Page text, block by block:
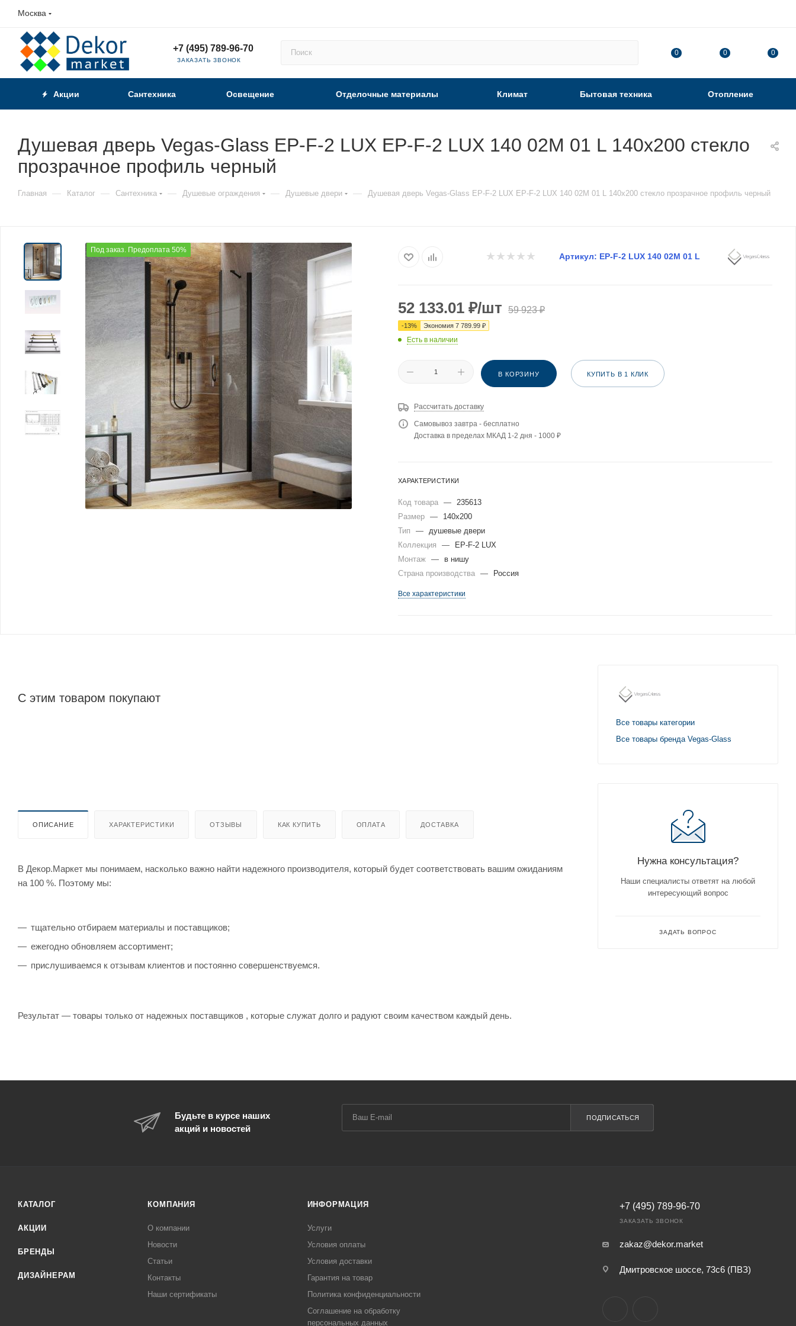
Москва
+7 (495) 789-96-70
ЗАКАЗАТЬ ЗВОНОК
0 0 0
Акции Сантехника Освещение Отделочные материалы Климат Бытовая техника Отопление
Душевая дверь Vegas-Glass EP-F-2 LUX EP-F-2 LUX 140 02М 01 L 140х200 стекло
прозрачное профиль черный
Главная — Каталог — Сантехника — Душевые ограждения — Душевые двери — Душевая дверь Vegas-Glass EP-F-2 LUX EP-F-2 LUX 140 02М 01 L 140х200 стекло прозрачное профиль черный
Под заказ. Предоплата 50%
Артикул: EP-F-2 LUX 140 02М 01 L
52 133.01 ₽/шт 59 923₽
-13% Экономия 7 789.99 ₽
Есть в наличии
В КОРЗИНУ КУПИТЬ В 1 КЛИК
Рассчитать доставку
Самовывоз завтра - бесплатно
Доставка в пределах МКАД 1-2 дня - 1000 ₽
ХАРАКТЕРИСТИКИ
Код товара — 235613
Размер —
140x200
Тип
— душевые двери
Коллекция
—
EP-F-2 LUX
Монтаж —
в нишу
Страна производства — Россия
Все характеристики
С этим товаром покупают
ОПИСАНИЕ ХАРАКТЕРИСТИКИ ОТЗЫВЫ КАК КУПИТЬ ОПЛАТА ДОСТАВКА
В Декор.Маркет мы понимаем, насколько важно найти надежного производителя, который будет соответствовать вашим ожиданиям
на 100 %. Поэтому мы:
тщательно отбираем материалы и поставщиков;
ежегодно обновляем ассортимент;
прислушиваемся к отзывам клиентов и постоянно совершенствуемся.
Результат — товары только от надежных поставщиков , которые служат долго и радуют своим качеством каждый день.
Все товары категории
Все товары бренда Vegas-Glass
Нужна консультация?
Наши специалисты ответят на любой
интересующий вопрос
ЗАДАТЬ ВОПРОС
Будьте в курсе наших
акций и новостей
ПОДПИСАТЬСЯ
КАТАЛОГ
АКЦИИ
БРЕНДЫ
ДИЗАЙНЕРАМ
КОМПАНИЯ
О компании
Новости
Статьи
Контакты
Наши сертификаты
ИНФОРМАЦИЯ
Услуги
Условия оплаты
Условия доставки
Гарантия на товар
Политика конфиденциальности
Соглашение на обработку
персональных данных
+7 (495) 789-96-70
ЗАКАЗАТЬ ЗВОНОК
zakaz@dekor.market
Дмитровское шоссе, 73с6 (ПВЗ)